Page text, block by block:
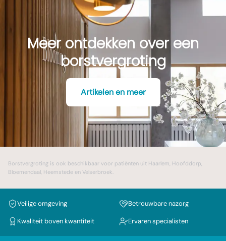
Meer ontdekken over een
borstvergroting
Artikelen en meer
Borstvergroting is ook beschikbaar voor patiënten uit Haarlem Hoofddorp
Bloemendaal Heemstede en Velserbroek.
Veilige omgeving Betrouwbare nazorg
Kwaliteit boven kwantiteit Ervaren specialisten